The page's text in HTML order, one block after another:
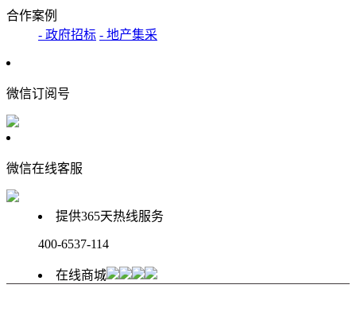
合作案例
- 政府招标 - 地产集采
微信订阅号
微信在线客服
提供365天热线服务
400-6537-114
在线商城